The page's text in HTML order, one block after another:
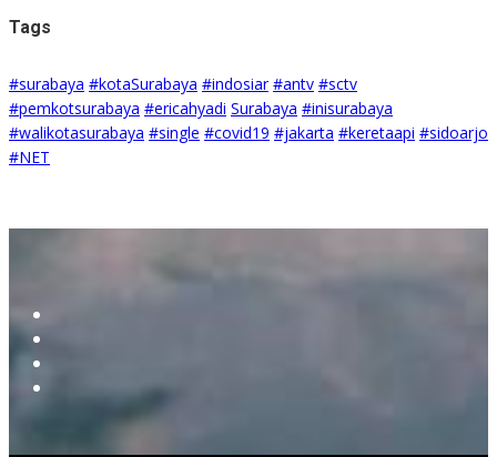
Tags
#surabaya #kotaSurabaya #indosiar #antv #sctv
#pemkotsurabaya #ericahyadi Surabaya #inisurabaya
#walikotasurabaya #single #covid19 #jakarta #keretaapi #sidoarjo
#NET